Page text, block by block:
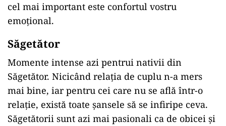
cel mai important este confortul vostru
emoţional.
Săgetător
Momente intense azi pentrui nativii din
Săgetător. Nicicând relația de cuplu n-a mers
mai bine, iar pentru cei care nu se află într-o
relație, există toate șansele să se infiripe ceva.
Săgetătorii sunt azi mai pasionali ca de obicei și